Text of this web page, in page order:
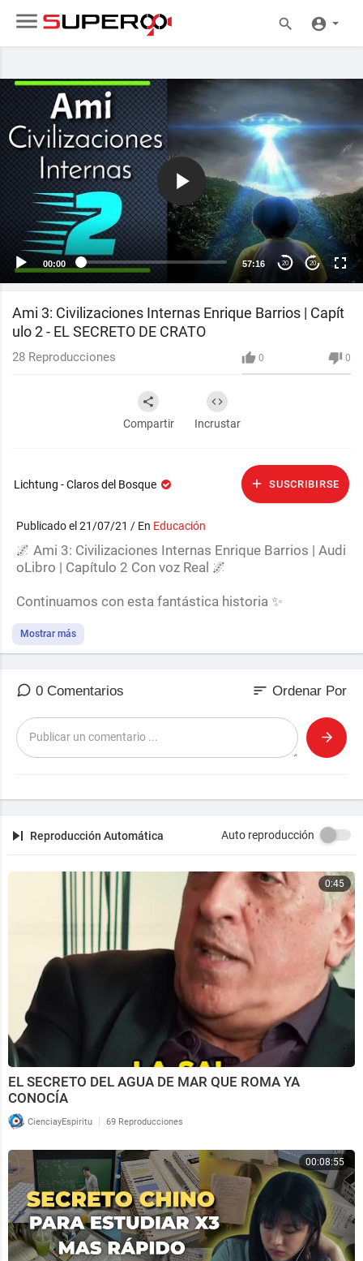
00:00 57:16 20 20
Ami 3: Civilizaciones Internas Enrique Barrios | Capít
ulo 2 - EL SECRETO DE CRATO
0 0
28 Reproducciones
Compartir Incrustar
Lichtung - Claros del Bosque SUSCRIBIRSE
Publicado el 21/07/21 / En Educación
🌌 Ami 3: Civilizaciones Internas Enrique Barrios | Audi
oLibro | Capítulo 2 Con voz Real 🌌
Continuamos con esta fantástica historia ✨
#AmiCivilizacionesInternas
Creado y editado por: Aldemar Martínez fundador de
Proyecto Ophir 🛸
Mostrar más
0 Comentarios sort Ordenar Por
Reproducción Automática Auto reproducción
0:45
EL SECRETO DEL AGUA DE MAR QUE ROMA YA
CONOCÍA
CienciayEspiritu | 69 Reproducciones
00:08:55